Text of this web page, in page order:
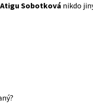
Sobotková nikdo